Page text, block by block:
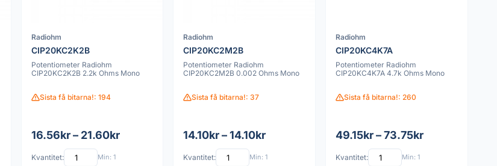
Radiohm
CIP20KC2K2B
Potentiometer Radiohm
CIP20KC2K2B 2.2k Ohms Mono
Sista få bitarna!: 194
16.56kr – 21.60kr
Kvantitet: Min: 1
Radiohm
CIP20KC2M2B
Potentiometer Radiohm
CIP20KC2M2B 0.002 Ohms Mono
Sista få bitarna!: 37
14.10kr – 14.10kr
Kvantitet: Min: 1
Radiohm
CIP20KC4K7A
Potentiometer Radiohm
CIP20KC4K7A 4.7k Ohms Mono
Sista få bitarna!: 260
49.15kr – 73.75kr
Kvantitet: Min: 1